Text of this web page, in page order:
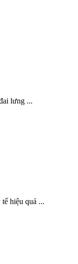
lưng ...
hiệu quả ...